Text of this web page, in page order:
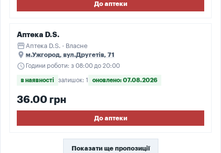
До аптеки
Аптека D.S.
storefront Аптека D.S. · Власне
place м.Ужгород, вул.Другетів, 71
schedule Години роботи: з 08:00 до 20:00
в наявності залишок: 1 оновлено: 07.08.2026
36.00 грн
До аптеки
Показати ще пропозиції